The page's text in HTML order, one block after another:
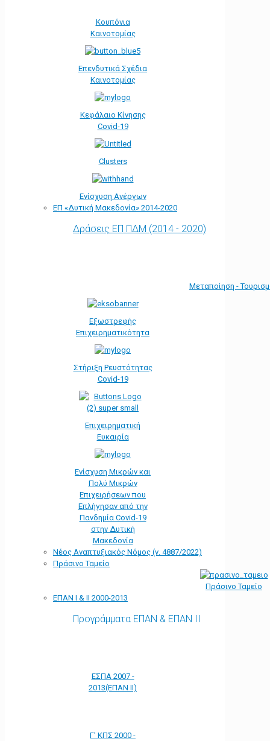
Κουπόνια
Καινοτομίας
Επενδυτικά Σχέδια
Καινοτομίας
Κεφάλαιο Κίνησης
Covid-19
Clusters
Ενίσχυση Ανέργων
ΕΠ «Δυτική Μακεδονία» 2014-2020
Δράσεις ΕΠ ΠΔΜ (2014 - 2020)
Μεταποίηση -
Εξωστρεφής
Επιχειρηματικότητα
Στήριξη Ρευστότητας
Covid-19
Επιχειρηματική
Ευκαιρία
Ενίσχυση Μικρών και
Πολύ Μικρών
Επιχειρήσεων που
Επλήγησαν από την
Πανδημία Covid-19
στην Δυτική
Μακεδονία
Νέος Αναπτυξιακός Νόμος (ν. 4887/2022)
Πράσινο Ταμείο
Πράσινο Ταμείο
ΕΠΑΝ Ι & ΙΙ 2000-2013
Προγράμματα ΕΠΑΝ & ΕΠΑΝ ΙΙ
ΕΣΠΑ 2007 -
2013(ΕΠΑΝ ΙΙ)
Γ' ΚΠΣ 2000 -